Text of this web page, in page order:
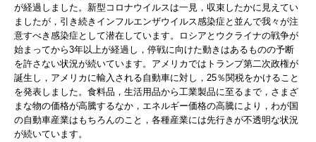
が経過しました。新型コロナウイルスは一見，収束したかに見えてい
ましたが，引き続きインフルエンザウイルス感染症と並んで我々が注
意すべき感染症として潜在しています。ロシアとウクライナの戦争が
始まってから3年以上が経過し，停戦に向けた動きはあるものの予断
を許さない状況が続いています。アメリカではトランプ第二次政権が
誕生し，アメリカに輸入される自動車に対し，25％関税をかけること
を発表しました。食料品，生活用品から工業製品に至るまで，さまざ
まな物の価格が高騰するなか，エネルギー価格の高騰により，わが国
の自動車産業はもちろんのこと，各種産業には先行きが不透明な状況
が続いています。